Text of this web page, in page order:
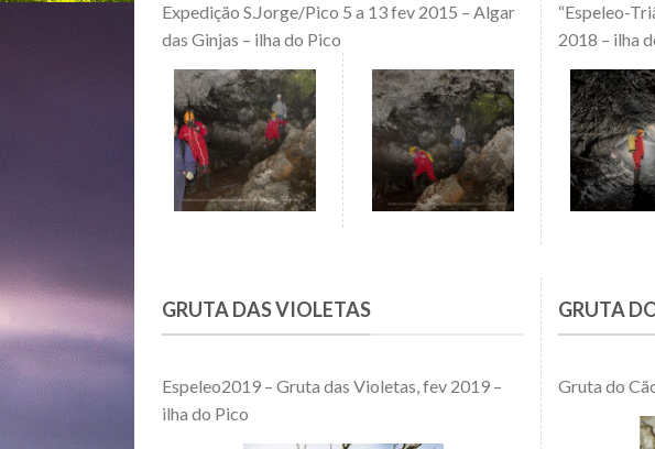
Expedição S.Jorge/Pico 5 a 13 fev 2015 – Algar
das Ginjas – ilha do Pico
“Espeleo-
2018 – ilha
GRUTA DAS VIOLETAS
Espeleo2019 – Gruta das Violetas, fev 2019 –
ilha do Pico
GRUTA
Gruta do